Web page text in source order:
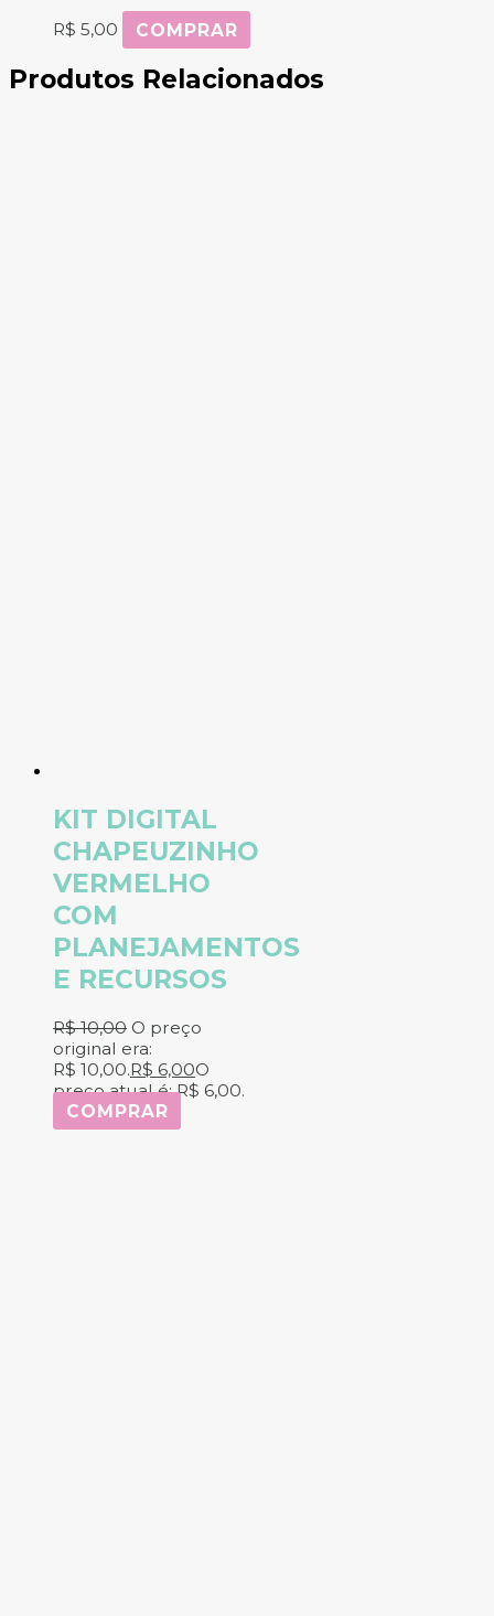
R$ 5,00 COMPRAR
Produtos Relacionados
KIT DIGITAL
CHAPEUZINHO
VERMELHO
COM
PLANEJAMENTOS
E RECURSOS
R$10,00 O preço
original era:
R$ 10,00.R$ 6,00O
preço atual é: R$ 6,00.
COMPRAR